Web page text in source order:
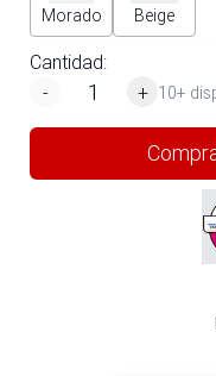
Morado Beige
Cantidad:
-
+ 10+